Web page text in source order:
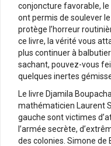
conjoncture favorable, le
ont permis de soulever
protège l’horreur
ce livre, la vérité vous
plus continuer à balbutier
sachant, pouvez-vous
quelques inertes
Le livre Djamila
mathématicien Laurent
gauche sont victimes
l’armée secrète,
des colonies. Simone de